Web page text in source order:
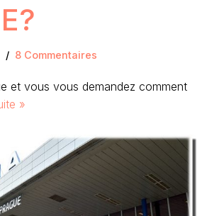
8 Commentaires
et vous vous demandez comment
»